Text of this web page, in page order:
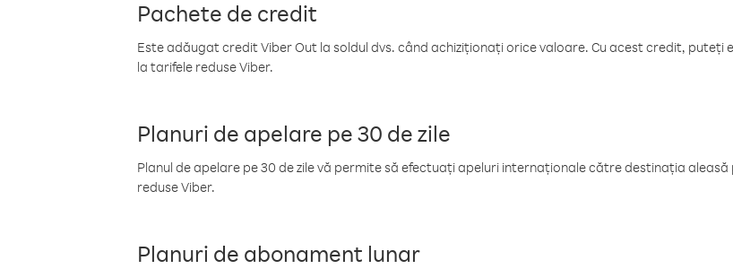
Pachete de credit
Este adăugat credit Viber Out la soldul dvs. când achiziționați orice valoare. Cu acest credit, puteți
la tarifele reduse Viber.
Planuri de apelare pe 30 de zile
Planul de apelare pe 30 de zile vă permite să efectuați apeluri internaționale către destinația
reduse Viber.
Planuri de abonament lunar